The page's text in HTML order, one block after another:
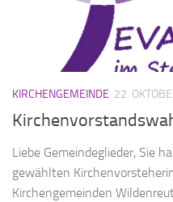
KIRCHENGEMEINDE 22.
Liebe Gemeindeglieder, Sie
gewählten
Kirchengemeinden